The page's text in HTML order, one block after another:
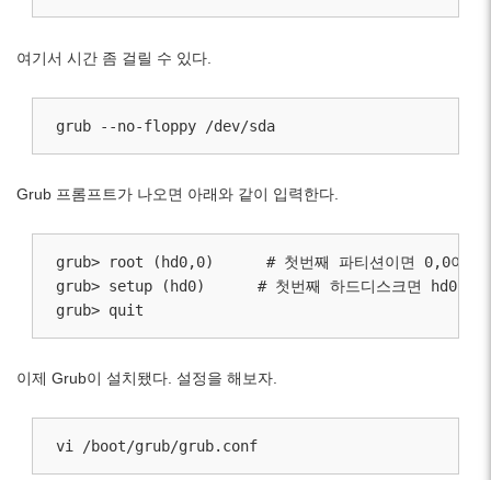
여기서 시간 좀 걸릴 수 있다.
grub --no-floppy /dev/sda
Grub 프롬프트가 나오면 아래와 같이 입력한다.
grub> root (hd0,0)      # 첫번째 파티션이면 0,0이고
grub> setup (hd0)      # 첫번째 하드디스크면 hd0이다
이제 Grub이 설치됐다. 설정을 해보자.
vi /boot/grub/grub.conf